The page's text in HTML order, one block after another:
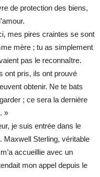
de protection des biens,
mes pires craintes se sont
mère ; tu as simplement
pas le reconnaître.
ont pris, ils ont prouvé
obtenir. Ne te bats
; ce sera la dernière
»
je suis entrée dans le
Maxwell Sterling, véritable
accueillie avec un
mon appel depuis le